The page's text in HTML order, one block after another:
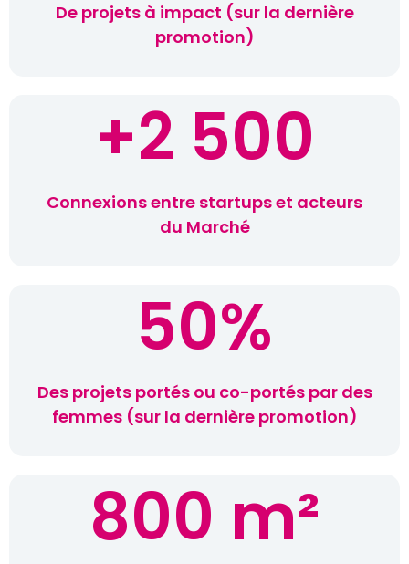
De projets à impact (sur la dernière
promotion)
+2 500
Connexions entre startups et acteurs
du Marché
50%
Des projets portés ou co-portés par des
femmes (sur la dernière promotion)
800 m²